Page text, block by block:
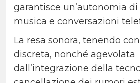
garantisce un’autonomia di
musica e conversazioni
La resa sonora, tenendo
discreta, nonché agevolata
dall’integrazione della